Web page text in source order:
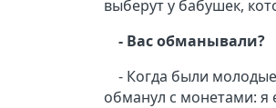
выберут у бабушек,
- Вас обманывали?
- Когда были
обманул с монетами: я